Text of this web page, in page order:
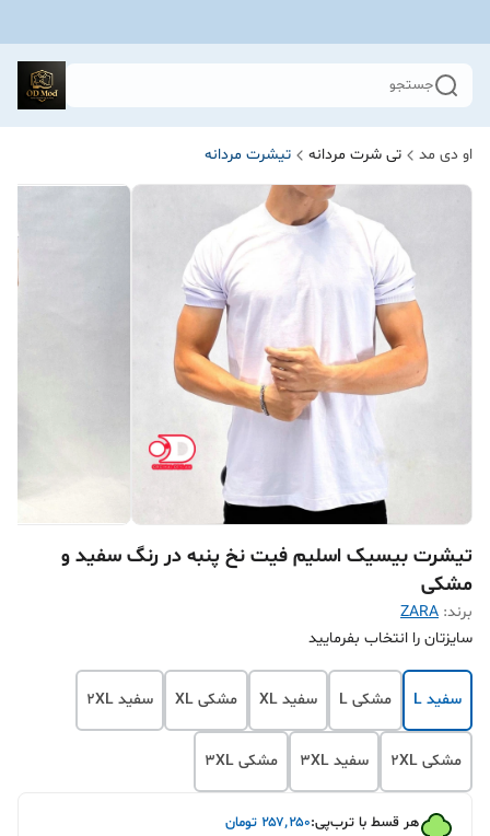
جستجو
او دی مد تی شرت مردانه تیشرت مردانه
تیشرت بیسیک اسلیم فیت نخ پنبه در رنگ سفید و
مشکی
برند: ZARA
سایزتان را انتخاب بفرمایید
سفید L مشکی L سفید XL مشکی XL سفید 2XL
مشکی 2XL سفید 3XL مشکی 3XL
هر قسط با ترب‌پی:۲۵۷٬۲۵۰ تومان